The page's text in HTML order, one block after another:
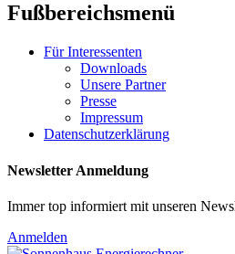
Fußbereichsmenü
Für Interessenten
Downloads
Unsere Partner
Presse
Impressum
Datenschutzerklärung
Newsletter Anmeldung
Immer top informiert mit unseren
Anmelden